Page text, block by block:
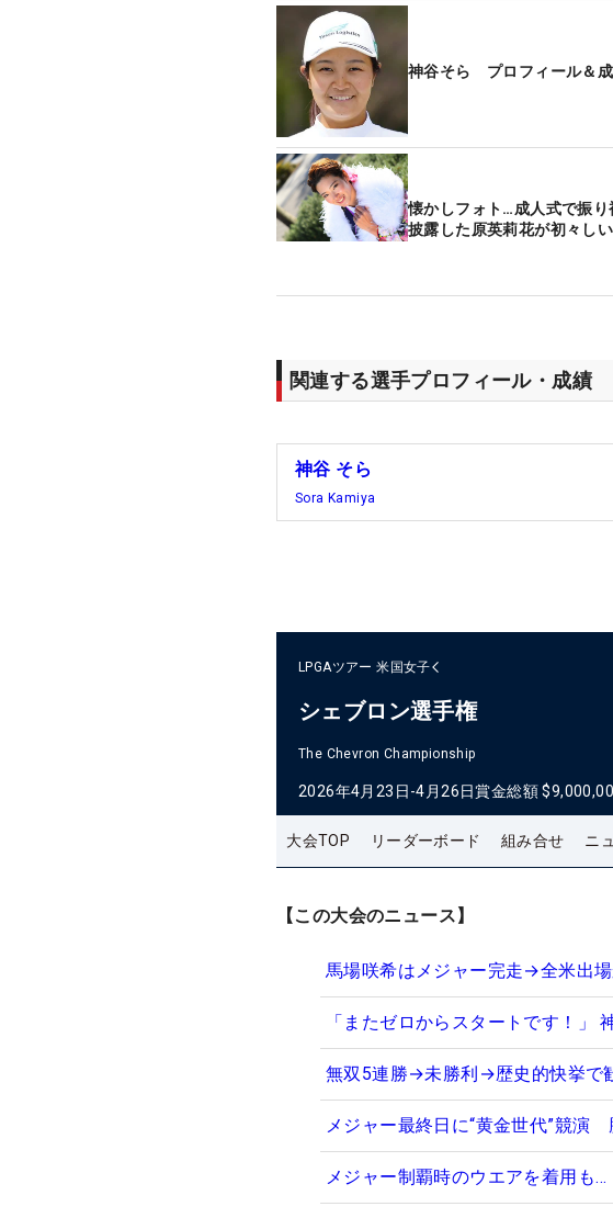
神谷そら プロフィール＆
懐かしフォト…成人式で振り
披露した原英莉花が初々しい
関連する選手プロフィール・成績
神谷 そら
Sora Kamiya
LPGAツアー 米国女子
シェブロン選手権
The Chevron Championship
2026年4月23日-4月26日賞金総額
大会TOP リーダーボード 組み合せ ニ
【この大会のニュース】
馬場咲希はメジャー完走→全米出場
「またゼロからスタートです！」
無双5連勝→未勝利→歴史的快挙で
メジャー最終日に“黄金世代”競演
メジャー制覇時のウエアを着用も